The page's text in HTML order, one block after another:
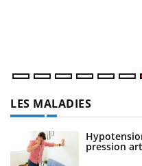
LES MALADIES
pression